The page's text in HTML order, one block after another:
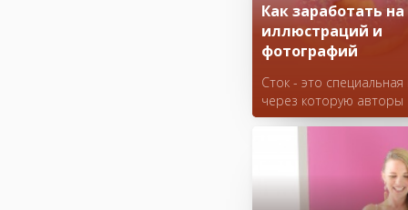
Как заработать на
иллюстраций и
фотографий
Сток - это
через которую авторы
иллюстраций и
коммерческого